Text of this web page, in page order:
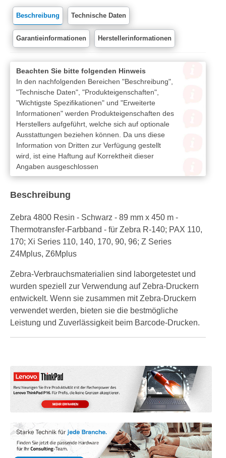
Beschreibung Technische Daten
Garantieinformationen Herstellerinformationen
Beachten Sie bitte folgenden Hinweis
In den nachfolgenden Bereichen "Beschreibung",
"Technische Daten", "Produkteigenschaften",
"Wichtigste Spezifikationen" und "Erweiterte
Informationen" werden Produkteigenschaften des
Herstellers aufgeführt, welche sich auf optionale
Ausstattungen beziehen können. Da uns diese
Information von Dritten zur Verfügung gestellt
wird, ist eine Haftung auf Korrektheit dieser
Angaben ausgeschlossen
Beschreibung
Zebra 4800 Resin - Schwarz - 89 mm x 450 m -
Thermotransfer-Farbband - für Zebra R-140; PAX 110,
170; Xi Series 110, 140, 170, 90, 96; Z Series
Z4Mplus, Z6Mplus
Zebra-Verbrauchsmaterialien sind laborgetestet und
wurden speziell zur Verwendung auf Zebra-Druckern
entwickelt. Wenn sie zusammen mit Zebra-Druckern
verwendet werden, bieten sie die bestmögliche
Leistung und Zuverlässigkeit beim Barcode-Drucken.